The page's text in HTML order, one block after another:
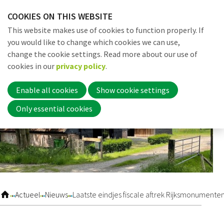
links
Jump
to
navigation
to
main
content
Actueel Nieuws Laatste eindjes fiscale aftrek
Home
COOKIES ON THIS WEBSITE
This website makes use of cookies to function properly. If
you would like to change which cookies we can use,
change the cookie settings. Read more about our use of
cookies in our privacy policy.
Enable all cookies
Show cookie settings
Only essential cookies